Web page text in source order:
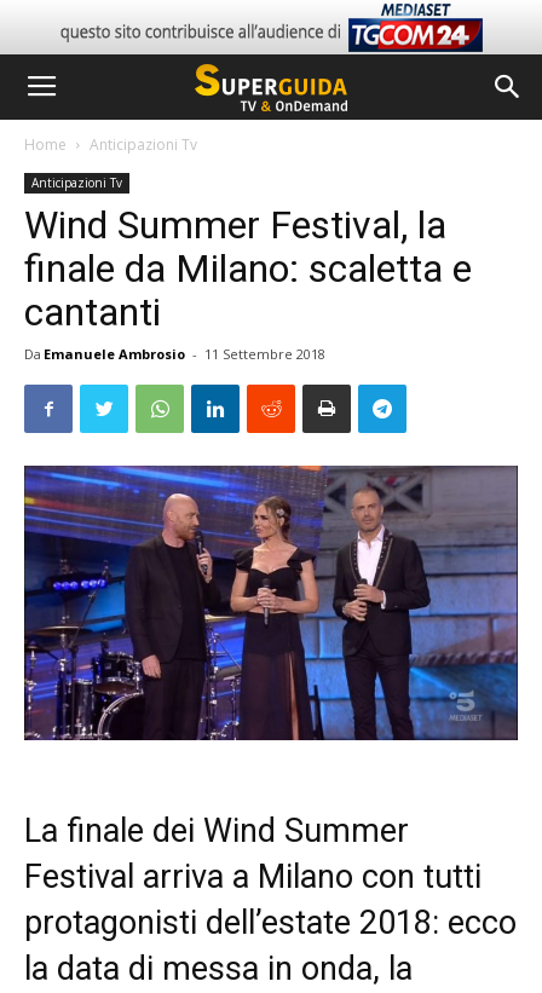
Home Anticipazioni Tv
Anticipazioni Tv
Wind Summer Festival, la
finale da Milano: scaletta e
cantanti
Da Emanuele Ambrosio - 11 Settembre 2018
La finale dei Wind Summer
Festival arriva a Milano con tutti
protagonisti dell’estate 2018: ecco
la data di messa in onda, la